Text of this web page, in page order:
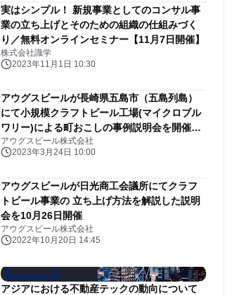
実はシンプル！ 新規事業としてのコンサル事
業の立ち上げとそのための組織の仕組みづく
り／無料オンラインセミナー【11月7日開催】
株式会社識学
2023年11月1日 10:30
アウグスビールが長崎県五島市（五島列島）
にて小規模クラフトビール工場(マイクロブル
ワリー)による町おこしの事例説明会を開催
【3月24日15時/事業者向け】
アウグスビール株式会社
2023年3月24日 10:00
アウグスビールが日光商工会議所にてクラフ
トビール事業の 立ち上げ方法を解説した説明
会を10月26日開催
アウグスビール株式会社
2022年10月20日 14:45
アジアにおける不動産テックの動向について